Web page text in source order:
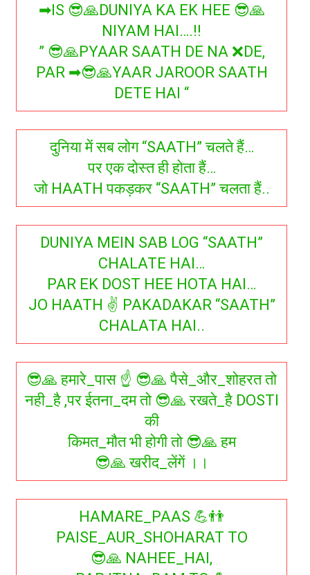
➡IS 😎🙏DUNIYA KA EK HEE 😎🙏
NIYAM HAI….!!
” 😎🙏PYAAR SAATH DE NA ❌DE,
PAR ➡😎🙏YAAR JAROOR SAATH
DETE HAI “
दुनिया में सब लोग “SAATH” चलते हैं…
पर एक दोस्त ही होता हैं…
जो HAATH पकड़कर “SAATH” चलता हैं..
DUNIYA MEIN SAB LOG “SAATH”
CHALATE HAI…
PAR EK DOST HEE HOTA HAI…
JO HAATH ✌ PAKADAKAR “SAATH”
CHALATA HAI..
😎🙏 हमारे_पास ☝ 😎🙏 पैसे_और_शोहरत तो
नही_है ,पर ईतना_दम तो 😎🙏 रखते_है DOSTI
की
किमत_मौत भी होगी तो 😎🙏 हम
😎🙏 खरीद_लेंगें ।।
HAMARE_PAAS 💪👬
PAISE_AUR_SHOHARAT TO
😎🙏 NAHEE_HAI,